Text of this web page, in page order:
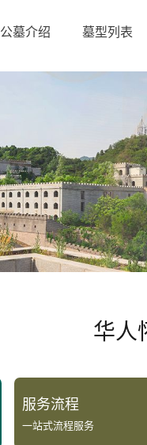
公墓介绍 墓型列表
华人
服务流程
一站式流程服务